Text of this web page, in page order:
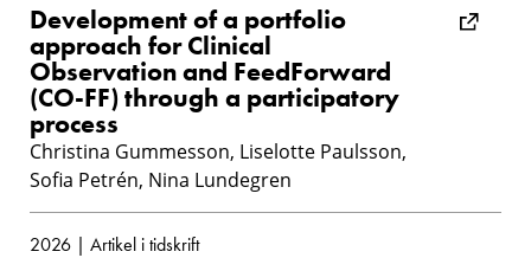
Development of a portfolio
approach for Clinical
Observation and FeedForward
(CO-FF) through a participatory
process
Christina Gummesson, Liselotte Paulsson,
Sofia Petrén, Nina Lundegren
2026 | Artikel i tidskrift